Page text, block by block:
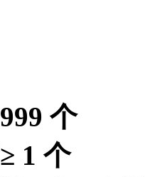
999 个
≥ 1 个